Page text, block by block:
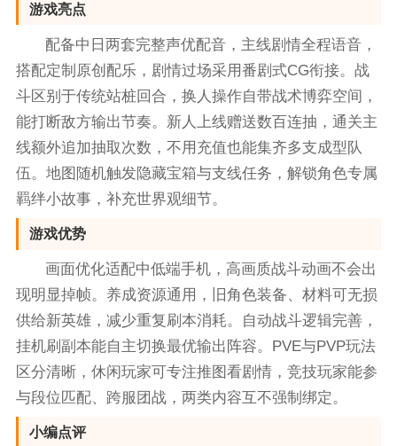
游戏亮点
配备中日两套完整声优配音，主线剧情全程语音，
搭配定制原创配乐，剧情过场采用番剧式CG衔接。战
斗区别于传统站桩回合，换人操作自带战术博弈空间，
能打断敌方输出节奏。新人上线赠送数百连抽，通关主
线额外追加抽取次数，不用充值也能集齐多支成型队
伍。地图随机触发隐藏宝箱与支线任务，解锁角色专属
羁绊小故事，补充世界观细节。
游戏优势
画面优化适配中低端手机，高画质战斗动画不会出
现明显掉帧。养成资源通用，旧角色装备、材料可无损
供给新英雄，减少重复刷本消耗。自动战斗逻辑完善，
挂机刷副本能自主切换最优输出阵容。PVE与PVP玩法
区分清晰，休闲玩家可专注推图看剧情，竞技玩家能参
与段位匹配、跨服团战，两类内容互不强制绑定。
小编点评